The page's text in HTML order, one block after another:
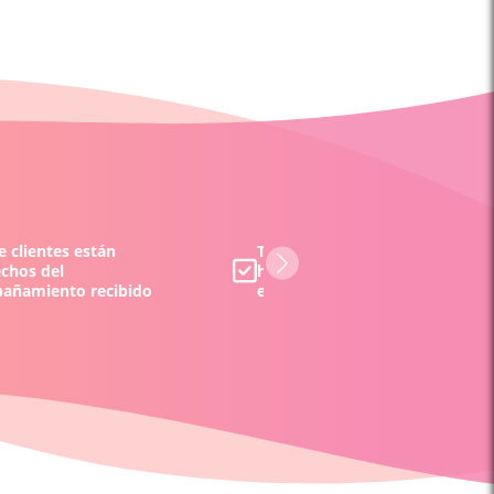
clientes están
del
recibido
Todos los tarotistas y/o
han sido evaluados por
equipo y por nuestros clientes